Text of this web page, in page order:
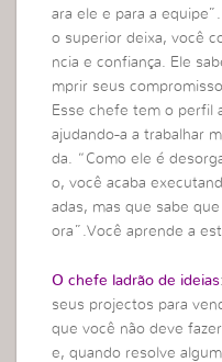
ara ele e para a
o superior deixa, você
ncia e confiança. Ele
mprir seus
Esse chefe tem o perfil
ajudando-a a trabalhar
da. “Como ele é
o, você acaba
adas, mas que sabe
ora”.Você aprende a
O chefe ladrão de ideias
seus projectos para
que você não deve
e, quando resolve